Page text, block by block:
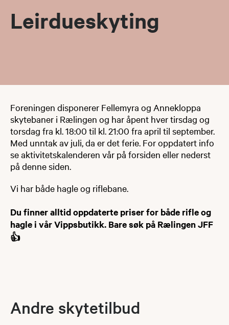
Leirdueskyting
Foreningen disponerer Fellemyra og Annekloppa
skytebaner i Rælingen og har åpent hver tirsdag og
torsdag fra kl. 18:00 til kl. 21:00 fra april til september.
Med unntak av juli, da er det ferie. For oppdatert info
se aktivitetskalenderen vår på forsiden eller nederst
på denne siden.
Vi har både hagle og riflebane.
Du finner alltid oppdaterte priser for både rifle og
hagle i vår Vippsbutikk. Bare søk på Rælingen JFF
👍
Andre skytetilbud